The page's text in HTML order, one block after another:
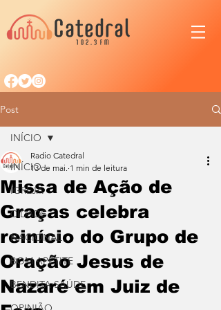
Post
INÍCIO
IGREJA
CIDADE
NACIONAL
BOM APETITE
BENDITA SAÚDE
INÍCIO
Missa de Ação de
Graças celebra
reinício do Grupo de
Oração Jesus de
Nazaré em Juiz de
Radio Catedral
13 de mai. 1 min de leitura